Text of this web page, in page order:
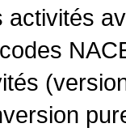
activités